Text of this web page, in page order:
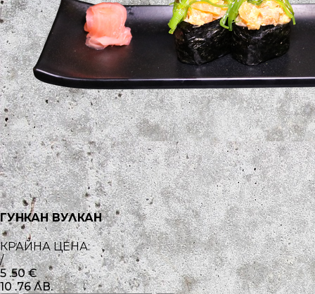
ГУНКАН ВУЛКАН
КРАЙНА ЦЕНА:
/
5 .50 €
10 .76 ЛВ.